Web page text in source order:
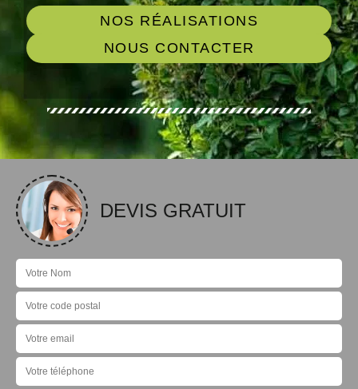
NOS RÉALISATIONS
NOUS CONTACTER
DEVIS GRATUIT